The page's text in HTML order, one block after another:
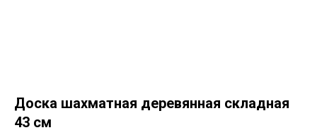
Доска шахматная деревянная складная
43 см